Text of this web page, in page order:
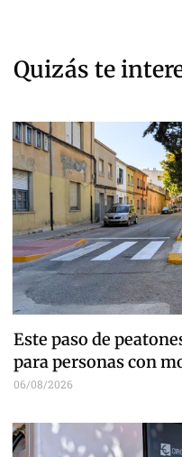
Quizás te
Este paso de
para personas con
06/08/2026